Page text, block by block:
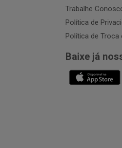
Trabalhe
Política de
Política de Troca
Baixe já